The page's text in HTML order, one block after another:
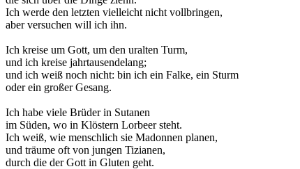
Ich werde den letzten vielleicht nicht vollbringen,
aber versuchen will ich ihn.
Ich kreise um Gott, um den uralten Turm,
und ich kreise jahrtausendelang;
und ich weiß noch nicht: bin ich ein Falke, ein Sturm
oder ein großer Gesang.
Ich habe viele Brüder in Sutanen
im Süden, wo in Klöstern Lorbeer steht.
Ich weiß, wie menschlich sie Madonnen planen,
und träume oft von jungen Tizianen,
durch die der Gott in Gluten geht.